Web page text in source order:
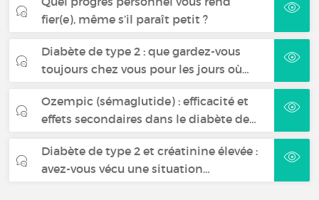
fier(e), même s’il paraît petit ?
Diabète de type 2 : que gardez-vous
toujours chez vous pour les jours où…
Ozempic (sémaglutide) : efficacité et
effets secondaires dans le diabète de…
Diabète de type 2 et créatinine élevée :
avez-vous vécu une situation…